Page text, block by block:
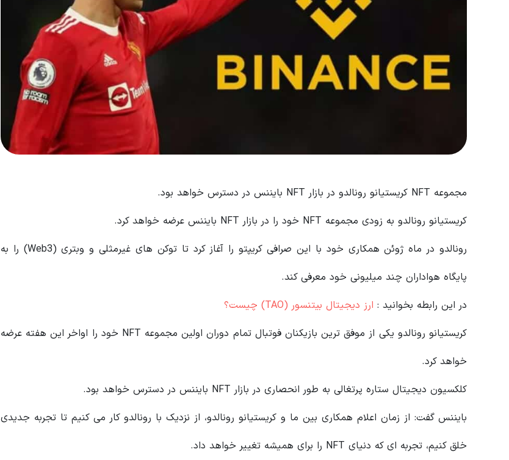
مجموعه NFT کریستیانو رونالدو در بازار NFT بایننس در دسترس خواهد بود.
کریستیانو رونالدو به زودی مجموعه NFT خود را در بازار NFT بایننس عرضه خواهد کرد.
رونالدو در ماه ژوئن همکاری خود با این صرافی کریپتو را آغاز کرد تا توکن های غیرمثلی و وبتری (Web3) را به
پایگاه هواداران چند میلیونی خود معرفی کند.
در این رابطه بخوانید‌ : ارز دیجیتال بیتنسور (TAO) چیست؟
کریستیانو رونالدو یکی از موفق ترین بازیکنان فوتبال تمام دوران اولین مجموعه NFT خود را اواخر این هفته عرضه
خواهد کرد.
کلکسیون دیجیتال ستاره پرتغالی به طور انحصاری در بازار NFT بایننس در دسترس خواهد بود.
بایننس گفت: از زمان اعلام همکاری بین ما و کریستیانو رونالدو، از نزدیک با رونالدو کار می کنیم تا تجربه جدیدی
خلق کنیم، تجربه ای که دنیای NFT را برای همیشه تغییر خواهد داد.